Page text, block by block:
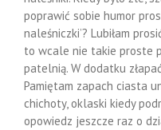
poprawić sobie humor
naleśniczki’? Lubiłam
to wcale nie takie proste
patelnią. W dodatku
Pamiętam zapach ciasta
chichoty, oklaski kiedy
opowiedz jeszcze raz o